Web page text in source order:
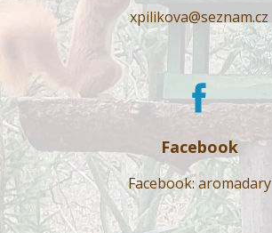
xpilikova@seznam.cz
Facebook
Facebook: aromadary